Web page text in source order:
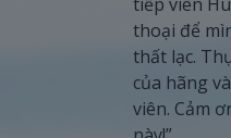
thoại để
thất lạc.
của hãng
viên. Cảm